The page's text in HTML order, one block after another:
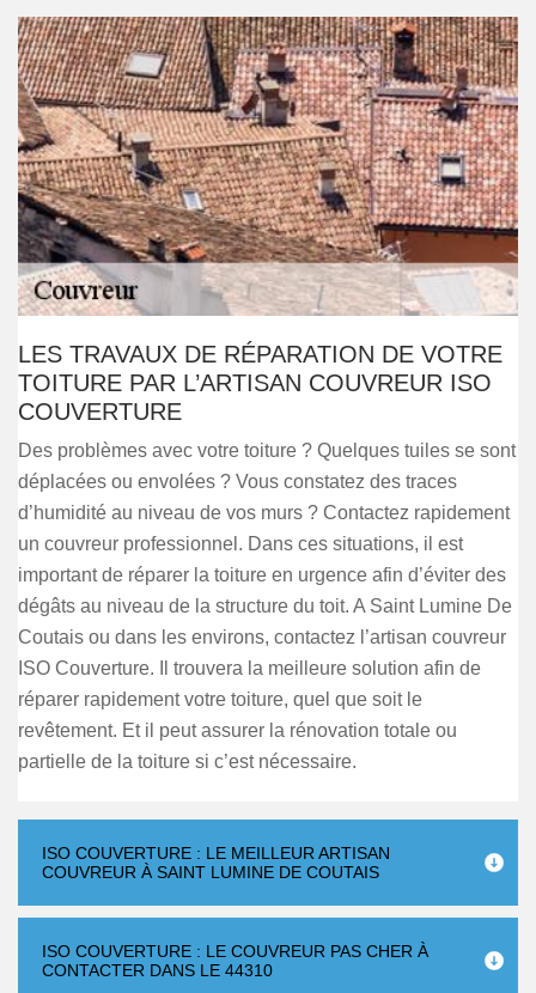
LES TRAVAUX DE RÉPARATION DE VOTRE
TOITURE PAR L’ARTISAN COUVREUR ISO
COUVERTURE
Des problèmes avec votre toiture ? Quelques tuiles se sont
déplacées ou envolées ? Vous constatez des traces
d’humidité au niveau de vos murs ? Contactez rapidement
un couvreur professionnel. Dans ces situations, il est
important de réparer la toiture en urgence afin d’éviter des
dégâts au niveau de la structure du toit. A Saint Lumine De
Coutais ou dans les environs, contactez l’artisan couvreur
ISO Couverture. Il trouvera la meilleure solution afin de
réparer rapidement votre toiture, quel que soit le
revêtement. Et il peut assurer la rénovation totale ou
partielle de la toiture si c’est nécessaire.
ISO COUVERTURE : LE MEILLEUR ARTISAN
COUVREUR À SAINT LUMINE DE COUTAIS
ISO COUVERTURE : LE COUVREUR PAS CHER À
CONTACTER DANS LE 44310